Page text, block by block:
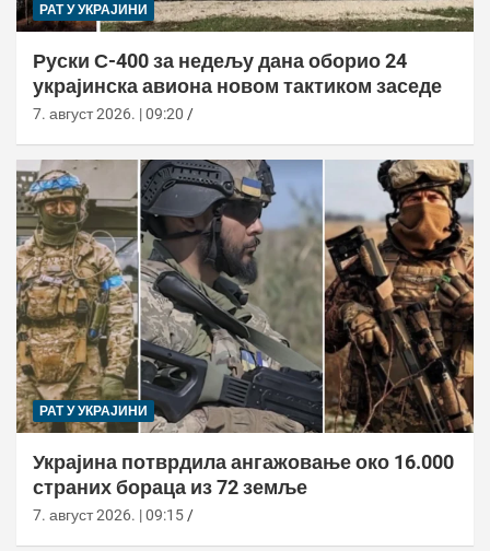
РАТ У УКРАЈИНИ
Руски С-400 за недељу дана оборио 24
украјинска авиона новом тактиком заседе
7. август 2026. | 09:20
РАТ У УКРАЈИНИ
Украјина потврдила ангажовање око 16.000
страних бораца из 72 земље
7. август 2026. | 09:15